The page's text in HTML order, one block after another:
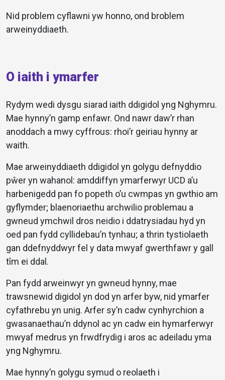
Nid problem cyflawni yw honno, ond broblem
arweinyddiaeth.
O iaith i ymarfer
Rydym wedi dysgu siarad iaith ddigidol yng Nghymru.
Mae hynny’n gamp enfawr. Ond nawr daw’r rhan
anoddach a mwy cyffrous: rhoi’r geiriau hynny ar
waith.
Mae arweinyddiaeth ddigidol yn golygu defnyddio
pŵer yn wahanol: amddiffyn ymarferwyr UCD a’u
harbenigedd pan fo popeth o’u cwmpas yn gwthio am
gyflymder; blaenoriaethu archwilio problemau a
gwneud ymchwil dros neidio i ddatrysiadau hyd yn
oed pan fydd cyllidebau’n tynhau; a thrin tystiolaeth
gan ddefnyddwyr fel y data mwyaf gwerthfawr y gall
tîm ei ddal.
Pan fydd arweinwyr yn gwneud hynny, mae
trawsnewid digidol yn dod yn arfer byw, nid ymarfer
cyfathrebu yn unig. Arfer sy’n cadw cynhyrchion a
gwasanaethau’n ddynol ac yn cadw ein hymarferwyr
mwyaf medrus yn frwdfrydig i aros ac adeiladu yma
yng Nghymru.
Mae hynny’n golygu symud o reolaeth i